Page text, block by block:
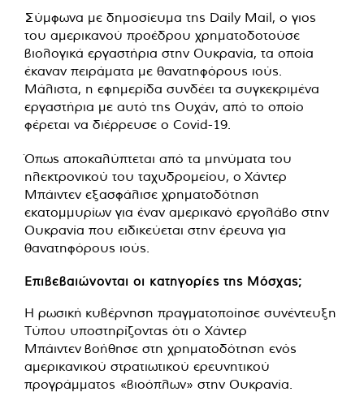
Σύμφωνα με δημοσίευμα της Daily Mail, ο γιος
του αμερικανού προέδρου χρηματοδοτούσε
βιολογικά εργαστήρια στην Ουκρανία, τα οποία
έκαναν πειράματα με θανατηφόρους ιούς.
Μάλιστα, η εφημερίδα συνδέει τα συγκεκριμένα
εργαστήρια με αυτό της Ουχάν, από το οποίο
φέρεται να διέρρευσε ο Covid-19.
Όπως αποκαλύπτεται από τα μηνύματα του
ηλεκτρονικού του ταχυδρομείου, ο Χάντερ
Μπάιντεν εξασφάλισε χρηματοδότηση
εκατομμυρίων για έναν αμερικανό εργολάβο στην
Ουκρανία που ειδικεύεται στην έρευνα για
θανατηφόρους ιούς.
Επιβεβαιώνονται οι κατηγορίες της Μόσχας;
Η ρωσική κυβέρνηση πραγματοποίησε συνέντευξη
Τύπου υποστηρίζοντας ότι ο Χάντερ
Μπάιντεν βοήθησε στη χρηματοδότηση ενός
αμερικανικού στρατιωτικού ερευνητικού
προγράμματος «βιοόπλων» στην Ουκρανία.